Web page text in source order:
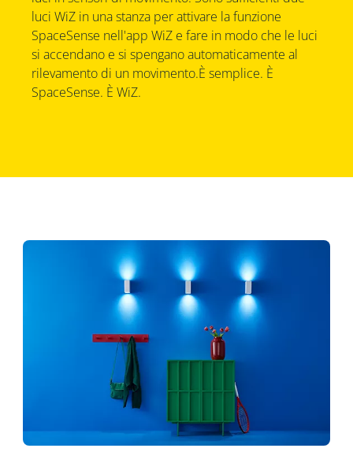
luci WiZ in una stanza per attivare la funzione
SpaceSense nell'app WiZ e fare in modo che le luci
si accendano e si spengano automaticamente al
rilevamento di un movimento.È semplice. È
SpaceSense. È WiZ.